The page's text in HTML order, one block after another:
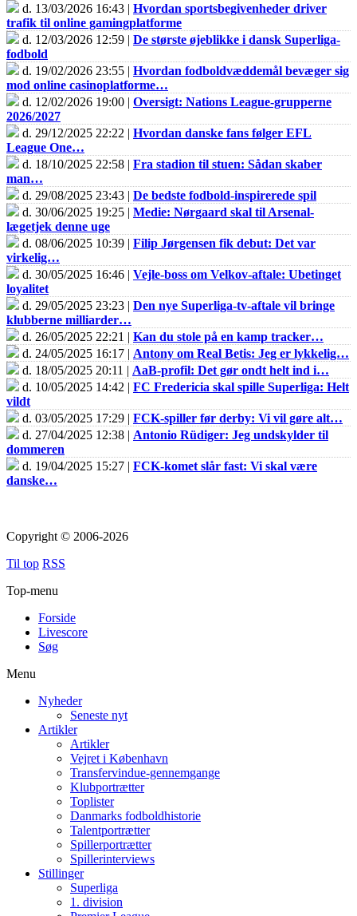
d. 13/03/2026 16:43 | Hvordan sportsbegivenheder driver
trafik til online gamingplatforme
d. 12/03/2026 12:59 | De største øjeblikke i dansk Superliga-
fodbold
d. 19/02/2026 23:55 | Hvordan fodboldvæddemål bevæger sig
mod online casinoplatforme…
d. 12/02/2026 19:00 | Oversigt: Nations League-grupperne
2026/2027
d. 29/12/2025 22:22 | Hvordan danske fans følger EFL
League One…
d. 18/10/2025 22:58 | Fra stadion til stuen: Sådan skaber
man…
d. 29/08/2025 23:43 | De bedste fodbold-inspirerede spil
d. 30/06/2025 19:25 | Medie: Nørgaard skal til Arsenal-
lægetjek denne uge
d. 08/06/2025 10:39 | Filip Jørgensen fik debut: Det var
virkelig…
d. 30/05/2025 16:46 | Vejle-boss om Velkov-aftale: Ubetinget
loyalitet
d. 29/05/2025 23:23 | Den nye Superliga-tv-aftale vil bringe
klubberne milliarder…
d. 26/05/2025 22:21 | Kan du stole på en kamp tracker…
d. 24/05/2025 16:17 | Antony om Real Betis: Jeg er lykkelig…
d. 18/05/2025 20:11 | AaB-profil: Det gør ondt helt ind i…
d. 10/05/2025 14:42 | FC Fredericia skal spille Superliga: Helt
vildt
d. 03/05/2025 17:29 | FCK-spiller før derby: Vi vil gøre alt…
d. 27/04/2025 12:38 | Antonio Rüdiger: Jeg undskylder til
dommeren
d. 19/04/2025 15:27 | FCK-komet slår fast: Vi skal være
danske…
Copyright © 2006-2026
Til top RSS
Top-menu
Forside
Livescore
Søg
Menu
Nyheder
Seneste nyt
Artikler
Artikler
Vejret i København
Transfervindue-gennemgange
Klubportrætter
Toplister
Danmarks fodboldhistorie
Talentportrætter
Spillerportrætter
Spillerinterviews
Stillinger
Superliga
1. division